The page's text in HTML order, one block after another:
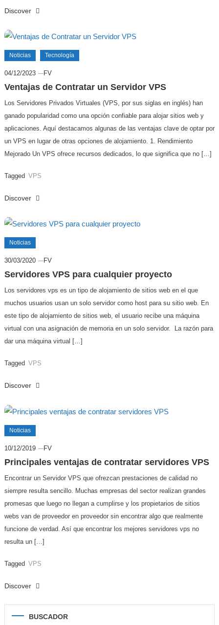
Discover
Noticias Tecnología
04/12/2023 FV
Ventajas de Contratar un Servidor VPS
Los Servidores Privados Virtuales (VPS, por sus siglas en inglés) han
ganado popularidad como una opción confiable para alojar sitios web y
aplicaciones. Aquí destacamos algunas de las ventajas clave de optar por
un VPS en lugar de otras opciones de alojamiento. 1. Rendimiento
Mejorado Un VPS ofrece recursos dedicados, lo que significa que no […]
Tagged VPS
Discover
Noticias
30/03/2020 FV
Servidores VPS para cualquier proyecto
Los servidores vps es un tipo de alojamiento de sitios web en el que
muchos usuarios usan un solo servidor como host para su sitio web. En
este tipo de alojamiento de sitios web, el usuario recibe una máquina
virtual con una asignación de memoria en un solo servidor. La razón para
dar una máquina virtual […]
Tagged VPS
Discover
Noticias
10/12/2019 FV
Principales ventajas de contratar servidores VPS
Encontrar un Servidor VPS que ofrezcan prestaciones de calidad no
siempre resulta sencillo. Muchas empresas del sector realizan grandes
promesas que luego no llegan a cumplirse y los propietarios de sitios
webs van de proveedor en proveedor sin encontrar algo que realmente
funcione de verdad. Así que encontrar los mejores servidores vps no
resulta un […]
Tagged VPS
Discover
BUSCADOR